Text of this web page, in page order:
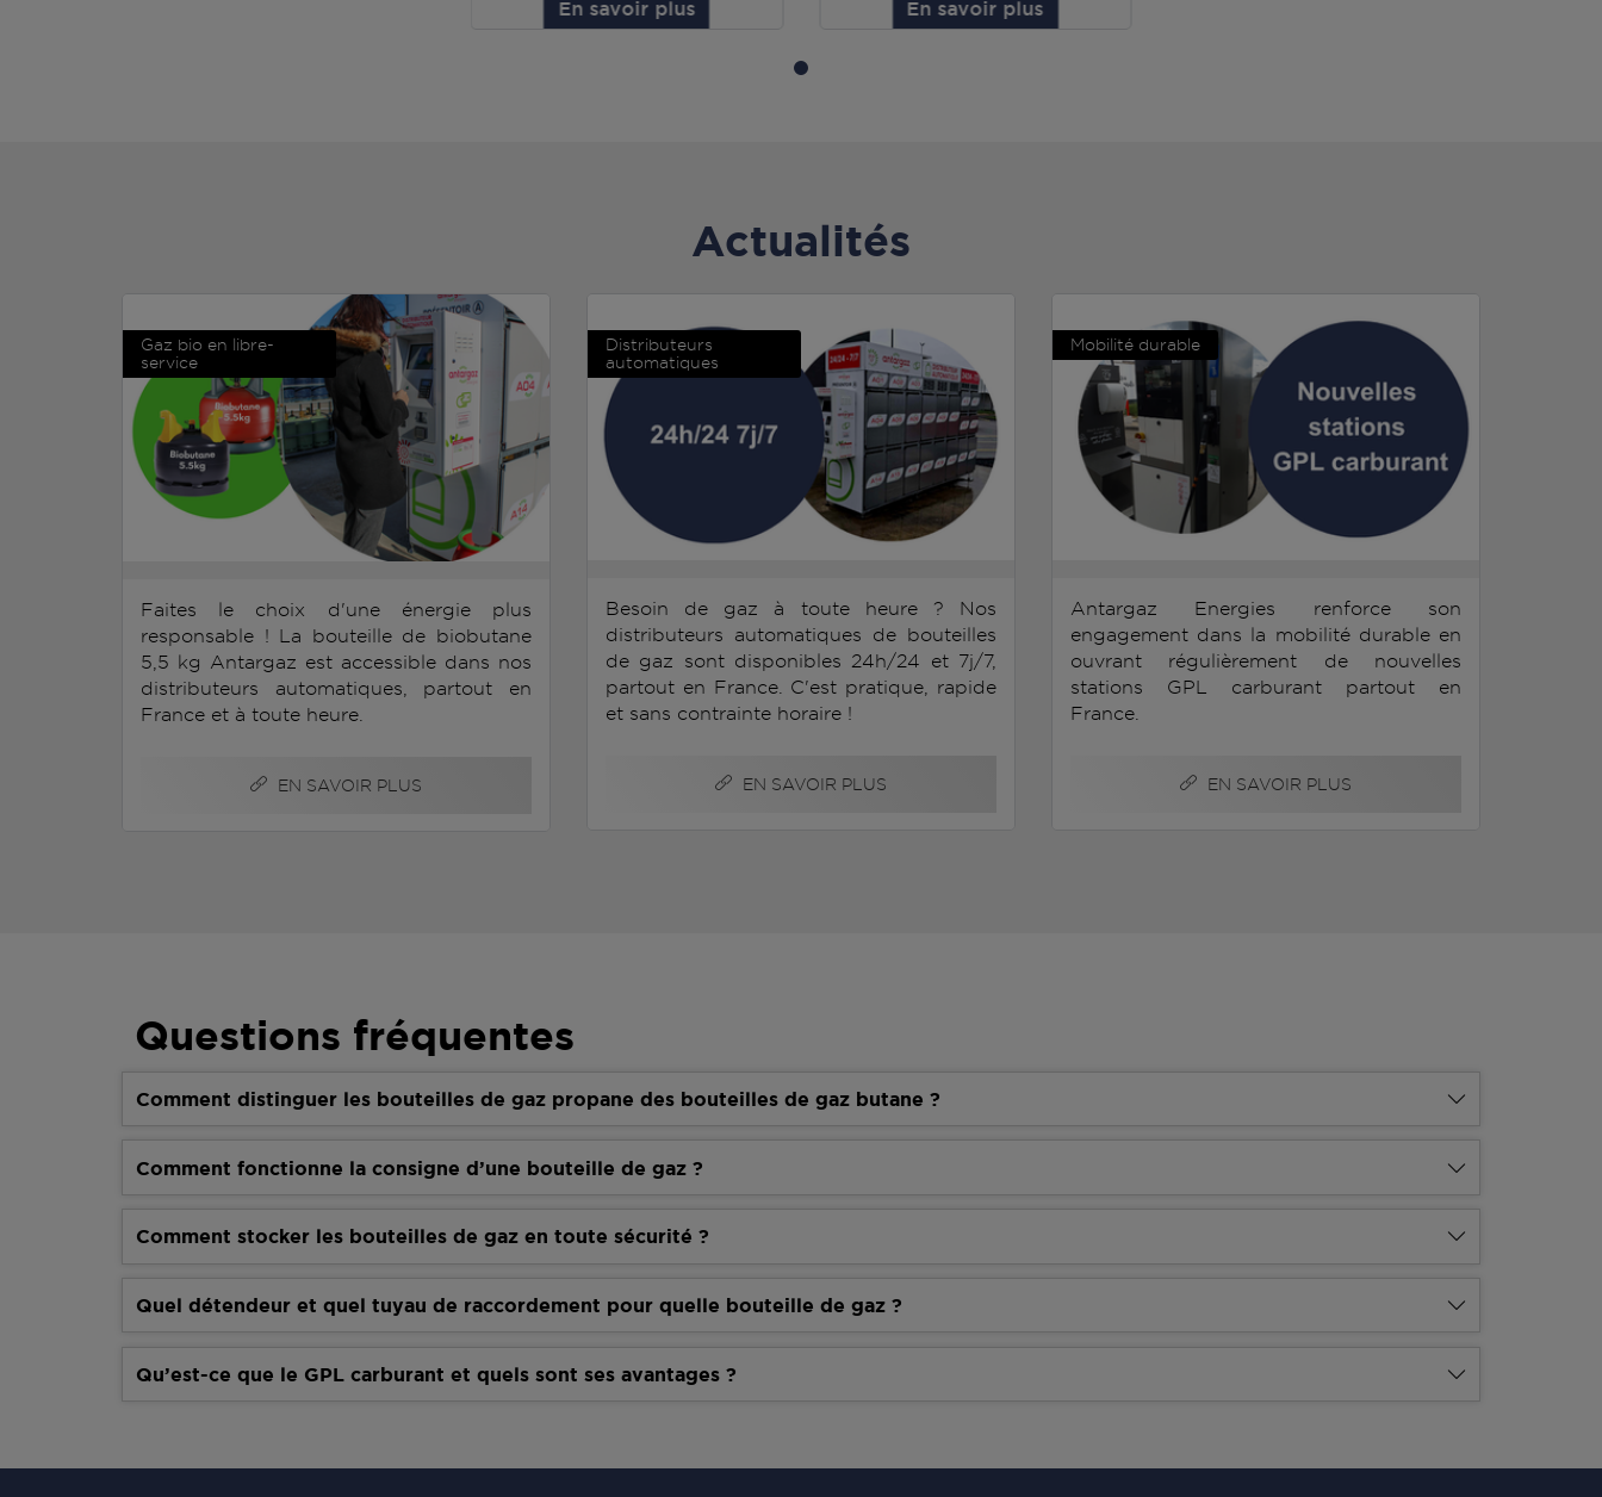
En savoir plus En savoir plus
Actualités
Gaz bio en libre-
service
Faites le choix d'une énergie plus
responsable ! La bouteille de biobutane
5,5 kg Antargaz est accessible dans nos
distributeurs automatiques, partout en
France et à toute heure.
EN SAVOIR PLUS
Distributeurs
automatiques
Besoin de gaz à toute heure ? Nos
distributeurs automatiques de bouteilles
de gaz sont disponibles 24h/24 et 7j/7,
partout en France. C'est pratique, rapide
et sans contrainte horaire !
EN SAVOIR PLUS
Mobilité durable
Antargaz Energies renforce son
engagement dans la mobilité durable en
ouvrant régulièrement de nouvelles
stations GPL carburant partout en
France.
EN SAVOIR PLUS
Questions fréquentes
Comment distinguer les bouteilles de gaz propane des bouteilles de gaz butane ?
Comment fonctionne la consigne d’une bouteille de gaz ?
Comment stocker les bouteilles de gaz en toute sécurité ?
Quel détendeur et quel tuyau de raccordement pour quelle bouteille de gaz ?
Qu’est-ce que le GPL carburant et quels sont ses avantages ?